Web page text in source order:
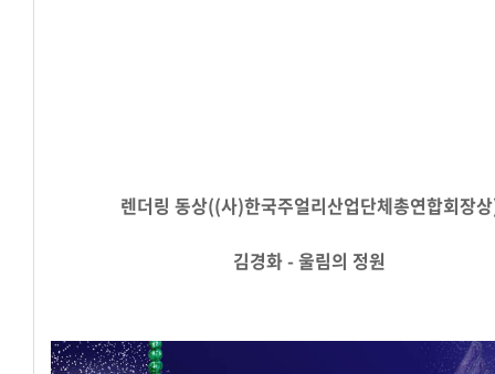
렌더링 동상((사)한국주얼리산업단체총연합회장
김경화 - 울림의 정원